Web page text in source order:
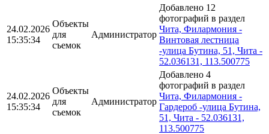
24.02.2026
15:35:34
Объекты
для
съемок
Администратор
Добавлено 12
фотографий в раздел
Чита, Филармония -
Винтовая лестница
-улица Бутина, 51, Чита -
52.036131, 113.500775
24.02.2026
15:35:34
Объекты
для
съемок
Администратор
Добавлено 4
фотографий в раздел
Чита, Филармония -
Гардероб -улица Бутина,
51, Чита - 52.036131,
113.500775